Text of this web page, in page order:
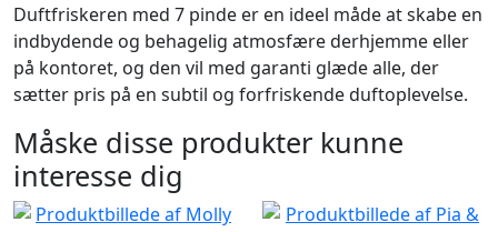
Duftfriskeren med 7 pinde er en ideel måde at skabe en
indbydende og behagelig atmosfære derhjemme eller
på kontoret, og den vil med garanti glæde alle, der
sætter pris på en subtil og forfriskende duftoplevelse.
Måske disse produkter kunne
interesse dig